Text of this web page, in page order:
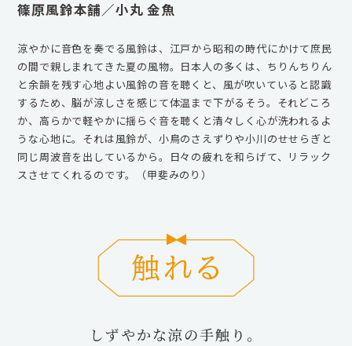
篠原風鈴本舗／小丸 金魚
涼やかに音色を奏でる風鈴は、江戸から昭和の時代にかけて庶民
の間で親しまれてきた夏の風物。日本人の多くは、ちりんちりん
と余韻を残す心地よい風鈴の音を聴くと、風が吹いていると認識
するため、脳が涼しさを感じて体温まで下がるそう。それどころ
か、高らかで軽やかに揺らぐ音を聴くと清々しく心が洗われるよ
うな心地に。それは風鈴が、小鳥のさえずりや小川のせせらぎと
同じ周波音を出しているから。日々の疲れを和らげて、リラック
スさせてくれるのです。（甲斐みのり）
しずやかな涼の手触り。